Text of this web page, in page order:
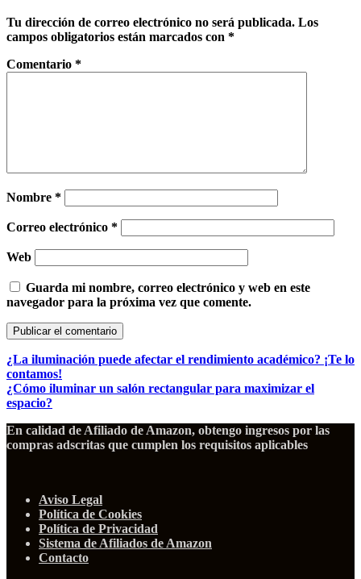
Tu dirección de correo electrónico no será publicada. Los
campos obligatorios están marcados con *
Comentario *
Nombre *
Correo electrónico *
Web
Guarda mi nombre, correo electrónico y web en este
navegador para la próxima vez que comente.
¿La iluminación puede afectar el rendimiento académico? ¡Te lo
contamos!
¿Cómo iluminar un salón rectangular para maximizar el
espacio?
En calidad de Afiliado de Amazon, obtengo ingresos por las
compras adscritas que cumplen los requisitos aplicables
Aviso Legal
Política de Cookies
Política de Privacidad
Sistema de Afiliados de Amazon
Contacto